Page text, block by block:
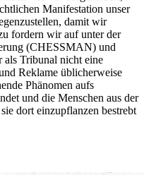
Manifestation unser
damit wir
fordern wir auf unter der
(CHESSMAN) und
Tribunal nicht eine
Reklame üblicherweise
Phänomen aufs
und die Menschen aus der
dort einzupflanzen bestrebt